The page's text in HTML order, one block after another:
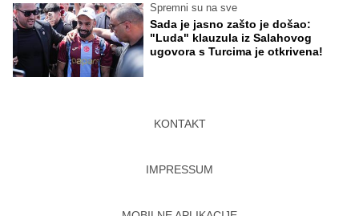
Spremni su na sve
Sada je jasno zašto je došao:
"Luda" klauzula iz Salahovog
ugovora s Turcima je otkrivena!
KONTAKT
IMPRESSUM